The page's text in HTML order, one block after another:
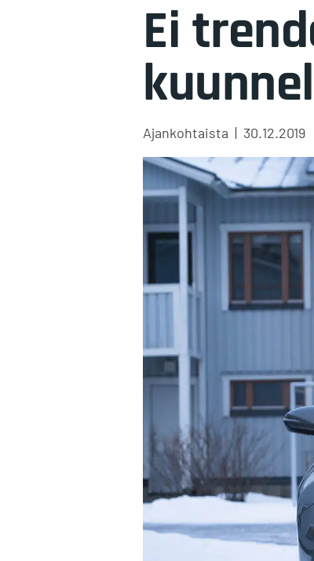
Ei
Kategoriat
Ajankohtaista Julkaistu
30.12.2019